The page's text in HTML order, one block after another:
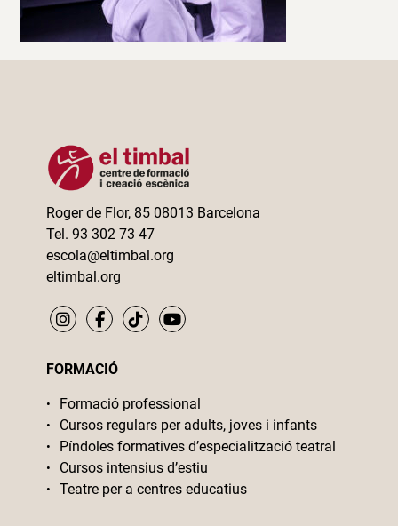
Roger de Flor, 85 08013 Barcelona
Tel. 93 302 73 47
escola@eltimbal.org
eltimbal.org
FORMACIÓ
Formació professional
Cursos regulars per adults, joves i infants
Píndoles formatives d’especialització teatral
Cursos intensius d’estiu
Teatre per a centres educatius